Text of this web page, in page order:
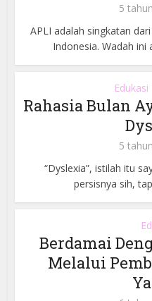
5
APLI adalah singkatan
Indonesia. Wadah ini
Edukasi
Rahasia Bulan
5
“Dyslexia”, istilah itu
persisnya sih,
Berdamai
Melalui